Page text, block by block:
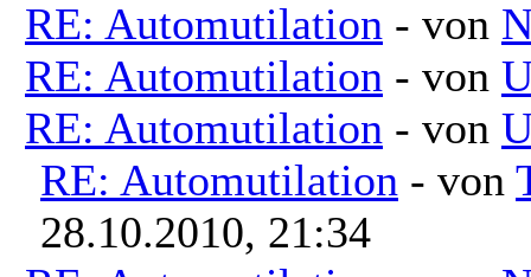
RE: Automutilation - von
RE: Automutilation - von
RE: Automutilation - von
RE: Automutilation - von
28.10.2010, 21:34